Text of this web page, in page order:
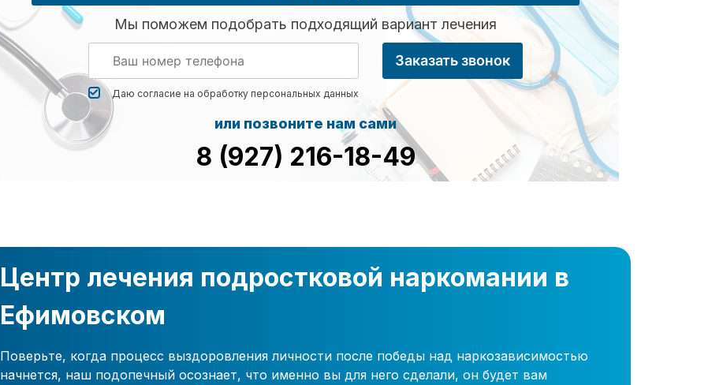
Мы поможем подобрать подходящий вариант лечения
Даю согласие на обработку персональных данных
Заказать звонок
или позвоните нам сами
8 (927) 216-18-49
Центр лечения подростковой наркомании в
Ефимовском
Поверьте, когда процесс выздоровления личности после победы над наркозависимостью
начнется, наш подопечный осознает, что именно вы для него сделали, он будет вам